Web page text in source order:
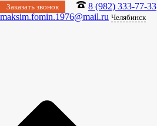
Заказать звонок
8 (982) 333-77-33
maksim.fomin.1976@mail.ru Челябинск